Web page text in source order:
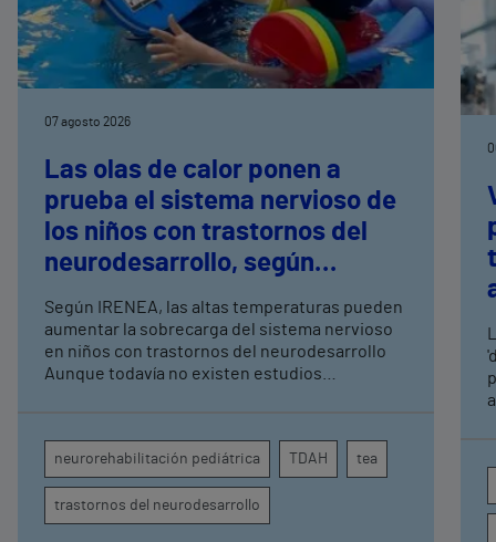
07 agosto 2026
Las olas de calor ponen a
prueba el sistema nervioso de
los niños con trastornos del
neurodesarrollo, según
expertos en
neurorrehabilitación
pediátrica de Vithas
Según IRENEA, las altas temperaturas pueden
aumentar la sobrecarga del sistema nervioso
en niños con trastornos del neurodesarrollo
Aunque todavía no existen estudios
atención, la regulación emocional y la
conducta
neurorehabilitación pediátrica TDAH tea
trastornos del neurodesarrollo